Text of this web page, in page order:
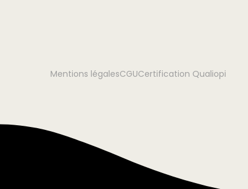
Mentions légalesCGUCertification Qualiopi